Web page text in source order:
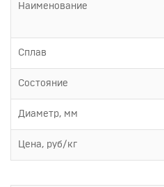
Наименование
Сплав
Состояние
Диаметр, мм
Цена, руб/кг